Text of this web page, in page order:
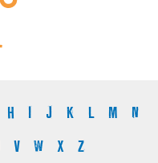
H I J K L M
N
V W X Z